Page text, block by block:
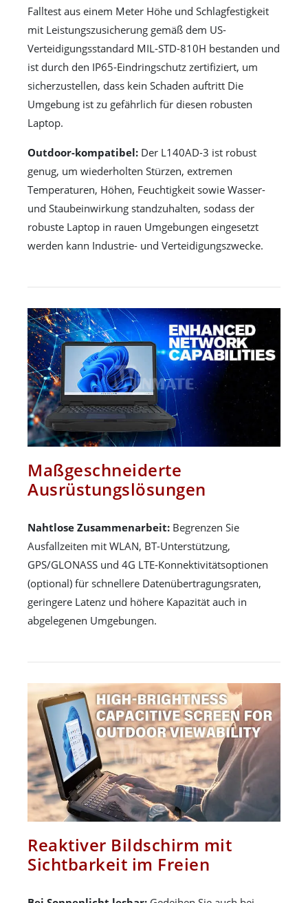
Falltest aus einem Meter Höhe und Schlagfestigkeit
mit Leistungszusicherung gemäß dem US-
Verteidigungsstandard MIL-STD-810H bestanden und
ist durch den IP65-Eindringschutz zertifiziert, um
sicherzustellen, dass kein Schaden auftritt Die
Umgebung ist zu gefährlich für diesen robusten
Laptop.
Outdoor-kompatibel: Der L140AD-3 ist robust
genug, um wiederholten Stürzen, extremen
Temperaturen, Höhen, Feuchtigkeit sowie Wasser-
und Staubeinwirkung standzuhalten, sodass der
robuste Laptop in rauen Umgebungen eingesetzt
werden kann Industrie- und Verteidigungszwecke.
Maßgeschneiderte
Ausrüstungslösungen
Nahtlose Zusammenarbeit: Begrenzen Sie
Ausfallzeiten mit WLAN, BT-Unterstützung,
GPS/GLONASS und 4G LTE-Konnektivitätsoptionen
(optional) für schnellere Datenübertragungsraten,
geringere Latenz und höhere Kapazität auch in
abgelegenen Umgebungen.
Reaktiver Bildschirm mit
Sichtbarkeit im Freien